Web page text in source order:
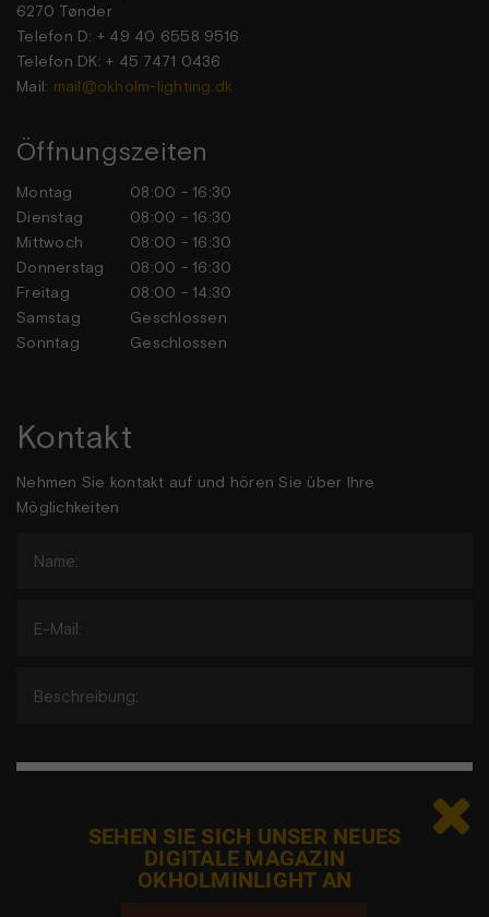
6270 Tønder
Telefon D: + 49 40 6558 9516
Telefon DK: + 45 7471 0436
Mail: mail@okholm-lighting.dk
Öffnungszeiten
Montag
08:00 - 16:30
Dienstag
08:00 - 16:30
Mittwoch
08:00 - 16:30
Donnerstag
08:00 - 16:30
Freitag
08:00 - 14:30
Samstag
Geschlossen
Sonntag
Geschlossen
Kontakt
Nehmen Sie kontakt auf und hören Sie über Ihre
Möglichkeiten
Jeg er ikke en robot
Adgangen til elementet er blevet begrænset, da

SEHEN SIE SICH UNSER NEUES
DIGITALE MAGAZIN
OKHOLMINLIGHT AN